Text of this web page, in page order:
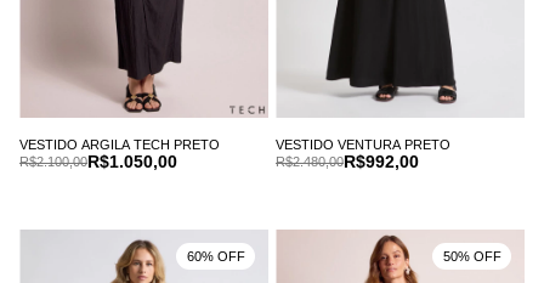
VESTIDO ARGILA TECH PRETO
R$1.050,00
R$2.100,00
VESTIDO VENTURA PRETO
R$992,00
R$2.480,00
60% OFF 50% OFF